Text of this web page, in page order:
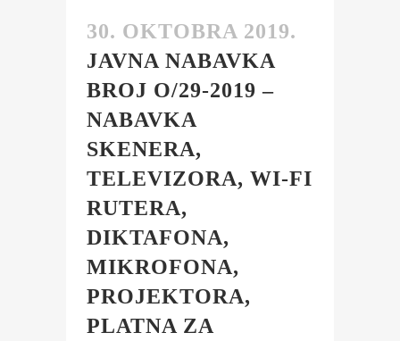
30. OKTOBRA 2019.
JAVNA NABAVKA
BROJ O/29-2019 –
NABAVKA
SKENERA,
TELEVIZORA, WI-FI
RUTERA,
DIKTAFONA,
MIKROFONA,
PROJEKTORA,
PLATNA ZA